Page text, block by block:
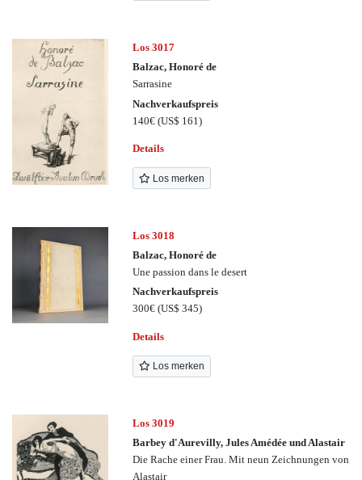
Los 3017
Balzac, Honoré de
Sarrasine
Nachverkaufspreis
140€(US$ 161)
Details
Los merken
Los 3018
Balzac, Honoré de
Une passion dans le desert
Nachverkaufspreis
300€(US$ 345)
Details
Los merken
Los 3019
Barbey d'Aurevilly, Jules Amédée und Alastair
Die Rache einer Frau. Mit neun Zeichnungen von
Alastair